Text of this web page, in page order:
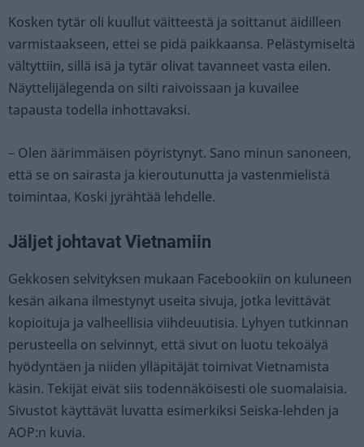
Kosken tytär oli kuullut väitteestä ja soittanut äidilleen
varmistaakseen, ettei se pidä paikkaansa. Pelästymiseltä
vältyttiin, sillä isä ja tytär olivat tavanneet vasta eilen.
Näyttelijälegenda on silti raivoissaan ja kuvailee
tapausta todella inhottavaksi.
– Olen äärimmäisen pöyristynyt. Sano minun sanoneen,
että se on sairasta ja kieroutunutta ja vastenmielistä
toimintaa, Koski jyrähtää lehdelle.
Jäljet johtavat Vietnamiin
Gekkosen selvityksen mukaan Facebookiin on kuluneen
kesän aikana ilmestynyt useita sivuja, jotka levittävät
kopioituja ja valheellisia viihdeuutisia. Lyhyen tutkinnan
perusteella on selvinnyt, että sivut on luotu tekoälyä
hyödyntäen ja niiden ylläpitäjät toimivat Vietnamista
käsin. Tekijät eivät siis todennäköisesti ole suomalaisia.
Sivustot käyttävät luvatta esimerkiksi Seiska-lehden ja
AOP:n kuvia.